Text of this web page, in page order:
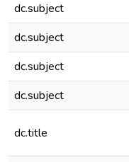
dc.subject
dc.subject
dc.subject
dc.subject
dc.title